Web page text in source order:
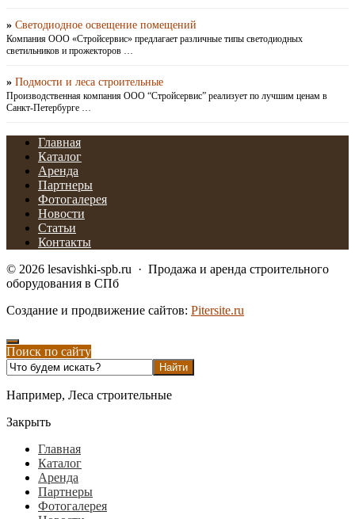
» Светодиодное освещение помещений
Компания ООО «Стройсервис» предлагает различные типы светодиодных
светильников и прожекторов …
» Подмости и леса строительные
Производственная компания ООО “Стройсервис” реализует по лучшим ценам в
Санкт-Петербурге …
Главная
Каталог
Аренда
Партнеры
Фотогалерея
Новости
Статьи
Контакты
© 2026 lesavishki-spb.ru · Продажа и аренда строительного
оборудования в СПб
Создание и продвижение сайтов: Pitersite.ru
Поиск по сайту
Например, Леса строительные
Закрыть
Главная
Каталог
Аренда
Партнеры
Фотогалерея